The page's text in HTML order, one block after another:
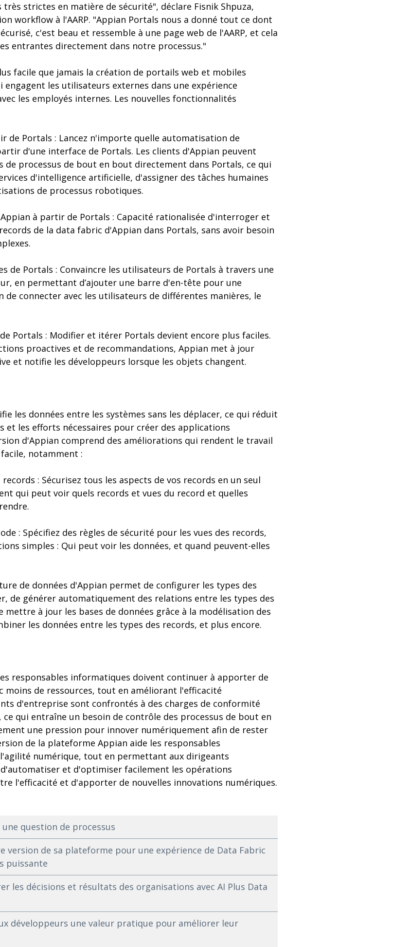
très strictes en matière de sécurité", déclare Fisnik Shpuza,
workflow à l'AARP. "Appian Portals nous a donné tout ce dont
c'est beau et ressemble à une page web de l'AARP, et cela
entrantes directement dans notre processus."
facile que jamais la création de portails web et mobiles
les utilisateurs externes dans une expérience
les employés internes. Les nouvelles fonctionnalités
de Portals : Lancez n'importe quelle automatisation de
d'une interface de Portals. Les clients d'Appian peuvent
de processus de bout en bout directement dans Portals, ce qui
d'intelligence artificielle, d'assigner des tâches humaines
de processus robotiques.
à partir de Portals : Capacité rationalisée d'interroger et
de la data fabric d'Appian dans Portals, sans avoir besoin
de Portals : Convaincre les utilisateurs de Portals à travers une
en permettant d’ajouter une barre d'en-tête pour une
de connecter avec les utilisateurs de différentes manières, le
Portals : Modifier et itérer Portals devient encore plus faciles.
proactives et de recommandations, Appian met à jour
et notifie les développeurs lorsque les objets changent.
les données entre les systèmes sans les déplacer, ce qui réduit
et les efforts nécessaires pour créer des applications
d'Appian comprend des améliorations qui rendent le travail
notamment :
: Sécurisez tous les aspects de vos records en un seul
qui peut voir quels records et vues du record et quelles
: Spécifiez des règles de sécurité pour les vues des records,
simples : Qui peut voir les données, et quand peuvent-elles
de données d'Appian permet de configurer les types des
de générer automatiquement des relations entre les types des
mettre à jour les bases de données grâce à la modélisation des
les données entre les types des records, et plus encore.
responsables informatiques doivent continuer à apporter de
moins de ressources, tout en améliorant l'efficacité
d'entreprise sont confrontés à des charges de conformité
qui entraîne un besoin de contrôle des processus de bout en
une pression pour innover numériquement afin de rester
de la plateforme Appian aide les responsables
numérique, tout en permettant aux dirigeants
et d'optimiser facilement les opérations
l'efficacité et d'apporter de nouvelles innovations numériques.
question de processus
version de sa plateforme pour une expérience de Data Fabric
puissante
les décisions et résultats des organisations avec AI Plus Data
développeurs une valeur pratique pour améliorer leur